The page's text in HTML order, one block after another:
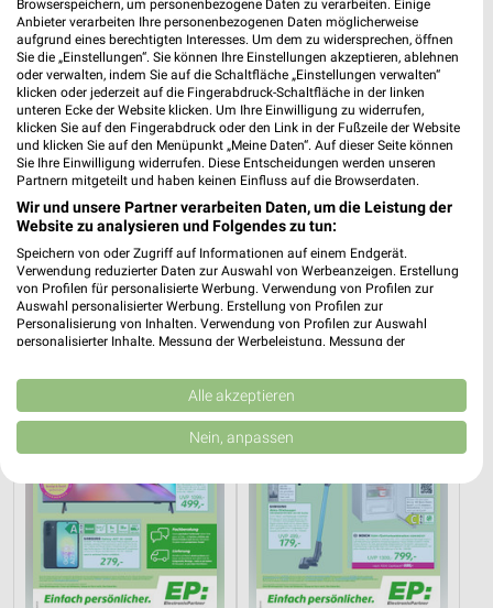
expert Angebote in Springe
Springe, Deutschland
262,57 km
Elektromärkte Angebote für Langenhagen
und Umgebung
3 Prospekte
ElectronicPartner ElectronicPartner
Browserspeichern, um personenbezogene Daten zu verarbeiten. Einige
Anbieter verarbeiten Ihre personenbezogenen Daten möglicherweise
aufgrund eines berechtigten Interesses. Um dem zu widersprechen, öffnen
Sie die „Einstellungen“. Sie können Ihre Einstellungen akzeptieren, ablehnen
oder verwalten, indem Sie auf die Schaltfläche „Einstellungen verwalten“
klicken oder jederzeit auf die Fingerabdruck-Schaltfläche in der linken
unteren Ecke der Website klicken. Um Ihre Einwilligung zu widerrufen,
klicken Sie auf den Fingerabdruck oder den Link in der Fußzeile der Website
und klicken Sie auf den Menüpunkt „Meine Daten“. Auf dieser Seite können
Sie Ihre Einwilligung widerrufen. Diese Entscheidungen werden unseren
Partnern mitgeteilt und haben keinen Einfluss auf die Browserdaten.
Wir und unsere Partner verarbeiten Daten, um die Leistung der
Website zu analysieren und Folgendes zu tun:
Speichern von oder Zugriff auf Informationen auf einem Endgerät.
Verwendung reduzierter Daten zur Auswahl von Werbeanzeigen. Erstellung
von Profilen für personalisierte Werbung. Verwendung von Profilen zur
Auswahl personalisierter Werbung. Erstellung von Profilen zur
Personalisierung von Inhalten. Verwendung von Profilen zur Auswahl
personalisierter Inhalte. Messung der Werbeleistung. Messung der
Kombinationen von Daten aus verschiedenen Quellen. Entwicklung und
Verbesserung der Angebote. Verwendung reduzierter Daten zur Auswahl
von Inhalten.
Daten können außerhalb der Europäischen Union weitergegeben und in die
USA gesendet werden.
Website/App.
Partnerliste anzeigen (1 IAB-Anbieter)
Wir nutzen Ihre Daten für folgende Zwecke:
IAB-Verarbeitungszwecke:
Alle akzeptieren
Nein, anpassen